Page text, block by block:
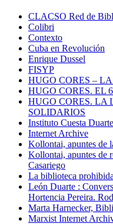
CLACSO Red de
Colibri
Contexto
Cuba en Revolución
Enrique Dussel
FISYP
HUGO CORES –
HUGO CORES. EL
HUGO CORES. LA
SOLIDARIOS
Instituto Cuesta Duarte
Internet Archive
Kollontai, apuntes de
Kollontai, apuntes de
Casariego
La biblioteca
León Duarte :
Hortencia Pereira.
Marta Harnecker,
Marxist Internet